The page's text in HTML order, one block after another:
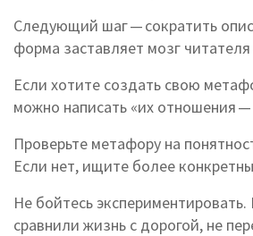
Следующий шаг — сократить
форма заставляет мозг
Если хотите создать свою
можно написать «их отношения
Проверьте метафору на
Если нет, ищите более
Не бойтесь
сравнили жизнь с дорогой, не